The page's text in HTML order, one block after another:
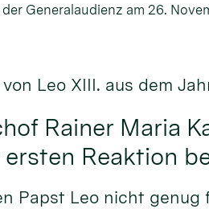
Generalaudienz am 26.
Leo XIII. aus dem
Rainer Maria
ersten Reaktion
Papst Leo nicht